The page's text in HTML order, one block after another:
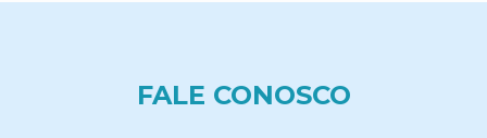
FALE CONOSCO